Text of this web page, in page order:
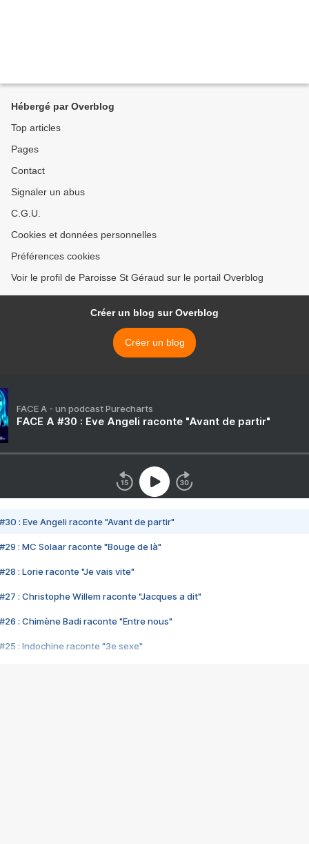
Hébergé par Overblog
Top articles
Pages
Contact
Signaler un abus
C.G.U.
Cookies et données personnelles
Préférences cookies
Voir le profil de Paroisse St Géraud sur le portail Overblog
Créer un blog sur Overblog
Créer un blog
FACE A - un podcast Purecharts
FACE A #30 : Eve Angeli raconte "Avant de partir"
#30 : Eve Angeli raconte "Avant de partir"
#29 : MC Solaar raconte "Bouge de là"
#28 : Lorie raconte "Je vais vite"
#27 : Christophe Willem raconte "Jacques a dit"
#26 : Chimène Badi raconte "Entre nous"
#25 : Indochine raconte "3e sexe"